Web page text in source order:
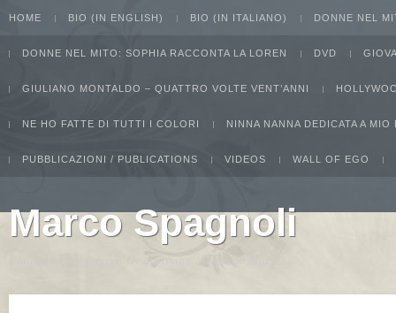
HOME BIO (IN ENGLISH) BIO (IN ITALIANO) DONNE NEL
DONNE NEL MITO: SOPHIA RACCONTA LA LOREN DVD
GIULIANO MONTALDO – QUATTRO VOLTE VENT’ANNI
NE HO FATTE DI TUTTI I COLORI NINNA NANNA DEDICATA A MIO
PUBBLICAZIONI / PUBLICATIONS VIDEOS WALL OF EGO
Marco Spagnoli